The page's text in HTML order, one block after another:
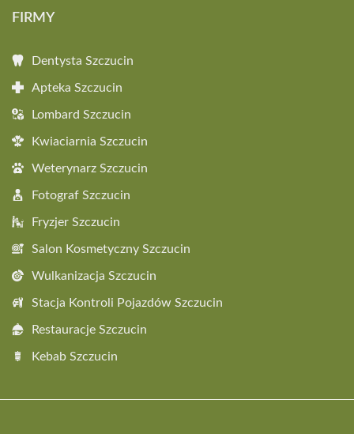
FIRMY
Dentysta Szczucin
Apteka Szczucin
Lombard Szczucin
Kwiaciarnia Szczucin
Weterynarz Szczucin
Fotograf Szczucin
Fryzjer Szczucin
Salon Kosmetyczny Szczucin
Wulkanizacja Szczucin
Stacja Kontroli Pojazdów Szczucin
Restauracje Szczucin
Kebab Szczucin